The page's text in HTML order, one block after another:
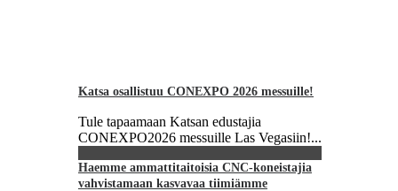
Katsa osallistuu CONEXPO 2026 messuille!
Tule tapaamaan Katsan edustajia
CONEXPO2026 messuille Las Vegasiin!...
Haemme ammattitaitoisia CNC-koneistajia
vahvistamaan kasvavaa tiimiämme